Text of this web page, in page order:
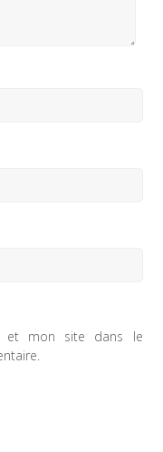
et mon site dans le